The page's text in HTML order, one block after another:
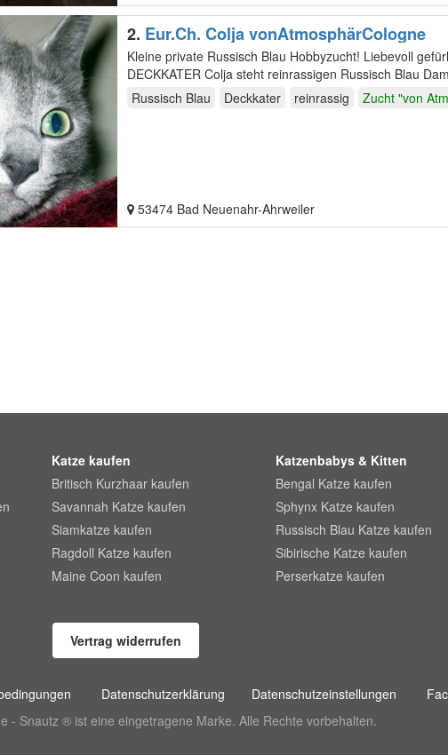
2. Eur.Ch. Colja vonAtmosphärCologne
Kleine private Russisch Blau Hobbyzucht! Liebevoll gefürhrte Russisch Blau Zucht mit eigenem
DECKKATER Colja steht reinrassigen Russisch Blau
Russisch Blau
Deckkater reinrassig Zucht "von
53474 Bad Neuenahr-Ahrweiler
Katze kaufen
Britisch Kurzhaar kaufen
Savannah Katze kaufen
Siamkatze kaufen
Ragdoll Katze kaufen
Maine Coon kaufen
Katzenbabys & Kitten
Bengal Katze kaufen
Sphynx Katze kaufen
Russisch Blau Katze kaufen
Sibirische Katze kaufen
Perserkatze kaufen
Vertrag widerrufen
Datenschutzerklärung Datenschutzeinstellungen
- Snautz ® ist eine eingetragene Marke. Alle Rechte vorbehalten.